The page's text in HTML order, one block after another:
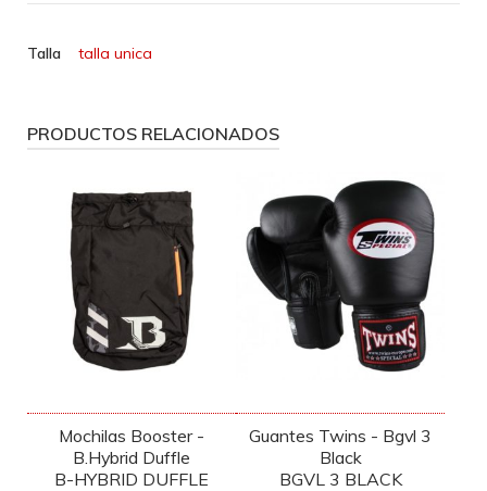
Talla talla unica
PRODUCTOS RELACIONADOS
Mochilas Booster -
B.Hybrid Duffle
B-HYBRID DUFFLE
Guantes Twins - Bgvl 3
Black
BGVL 3 BLACK